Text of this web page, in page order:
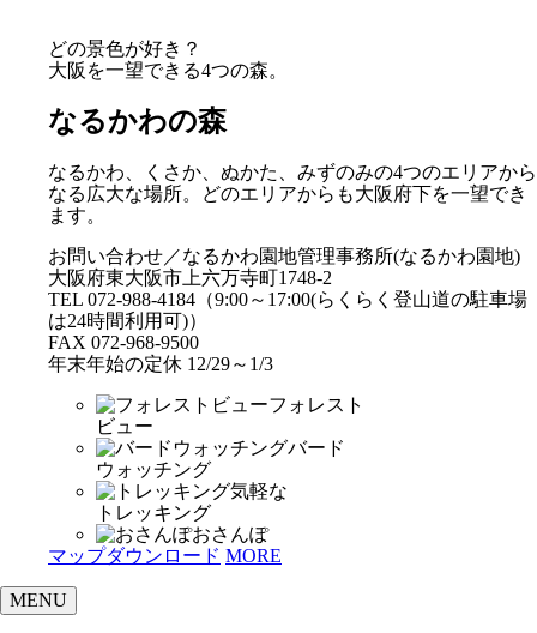
どの景色が好き？
大阪を一望できる4つの森。
なるかわの森
なるかわ、くさか、ぬかた、みずのみの4つのエリアから
なる広大な場所。どのエリアからも大阪府下を一望でき
ます。
お問い合わせ／なるかわ園地管理事務所(なるかわ園地)
大阪府東大阪市上六万寺町1748-2
TEL 072-988-4184（9:00～17:00(らくらく登山道の駐車場
は24時間利用可)）
FAX 072-968-9500
年末年始の定休 12/29～1/3
フォレスト
ビュー
バード
ウォッチング
気軽な
トレッキング
おさんぽ
マップダウンロード MORE
MENU